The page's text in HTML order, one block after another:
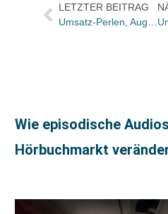
LETZTER BEITRAG
Wie episodische
Hörbuchmarkt